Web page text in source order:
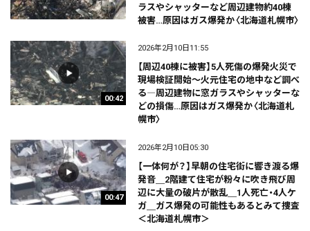
ラスやシャッターなど周辺建物約40棟
被害…原因はガス爆発か〈北海道札幌市〉
00:42
2026年2月10日11:55
【周辺40棟に被害】5人死傷の爆発火災で
現場検証開始～火元住宅の地中など調べ
る―周辺建物に窓ガラスやシャッターな
どの損傷…原因はガス爆発か〈北海道札
幌市〉
00:47
2026年2月10日05:30
【一体何が？】早朝の住宅街に響き渡る爆
発音＿2階建て住宅が粉々に吹き飛び周
辺に大量の破片が散乱＿1人死亡・4人ケ
ガ＿ガス爆発の可能性もあるとみて捜査
＜北海道札幌市＞